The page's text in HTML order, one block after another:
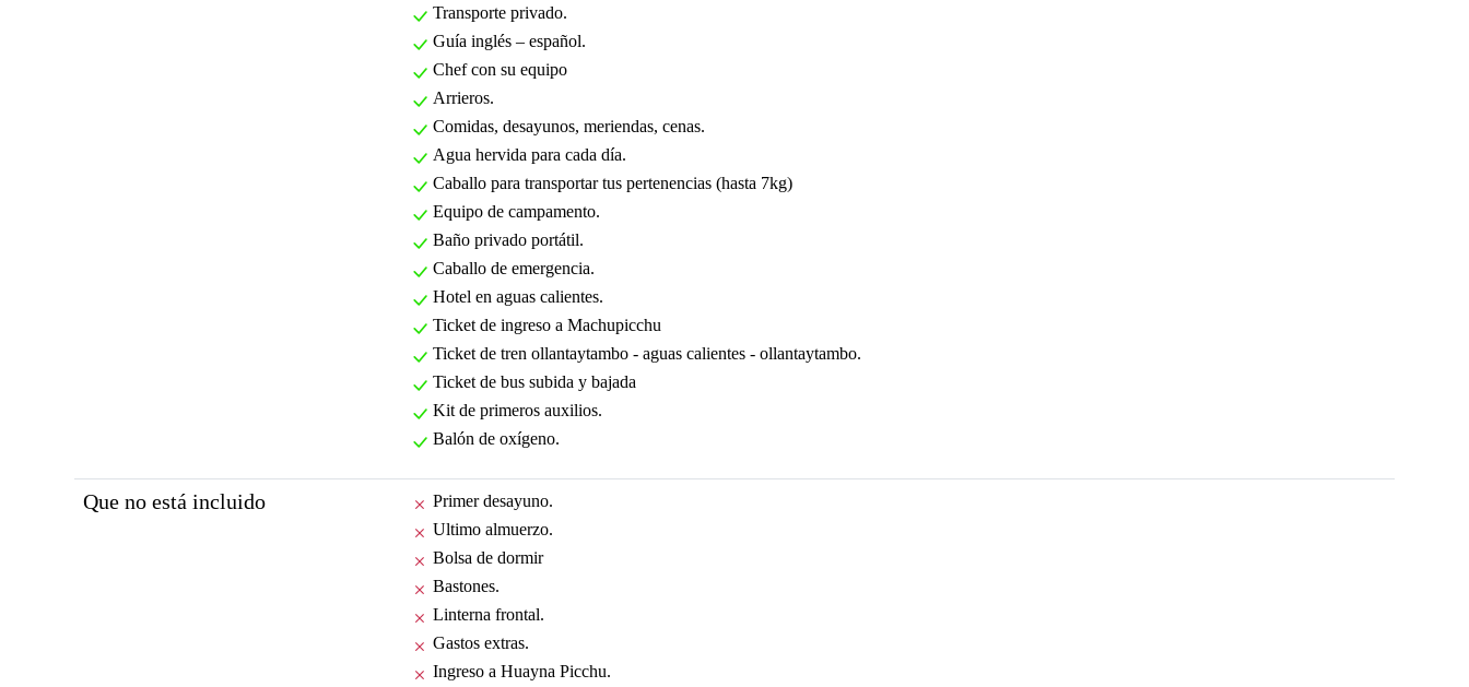
Transporte privado.
Guía inglés – español.
Chef con su equipo
Arrieros.
Comidas, desayunos, meriendas, cenas.
Agua hervida para cada día.
Caballo para transportar tus pertenencias (hasta 7kg)
Equipo de campamento.
Baño privado portátil.
Caballo de emergencia.
Hotel en aguas calientes.
Ticket de ingreso a Machupicchu
Ticket de tren ollantaytambo - aguas calientes - ollantaytambo.
Ticket de bus subida y bajada
Kit de primeros auxilios.
Balón de oxígeno.
Que no está incluido
Primer desayuno.
Ultimo almuerzo.
Bolsa de dormir
Bastones.
Linterna frontal.
Gastos extras.
Ingreso a Huayna Picchu.